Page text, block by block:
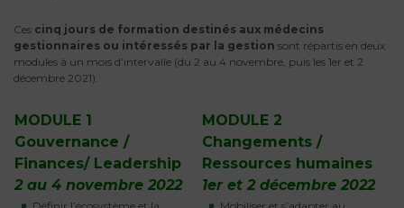
Ces cinq jours de formation destinés aux médecins
gestionnaires ou intéressés par la gestion sont répartis en deux
modules à un mois d’intervalle (du 2 au 4 novembre, puis les 1er et 2
décembre 2021).
MODULE 1
Gouvernance /
Finances/ Leadership
2 au 4 novembre 2022
MODULE 2
Changements /
Ressources humaines
1er et 2 décembre 2022